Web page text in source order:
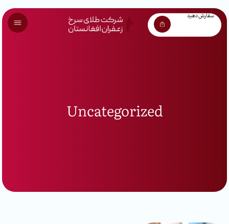
سفارش دهید
Uncategorized